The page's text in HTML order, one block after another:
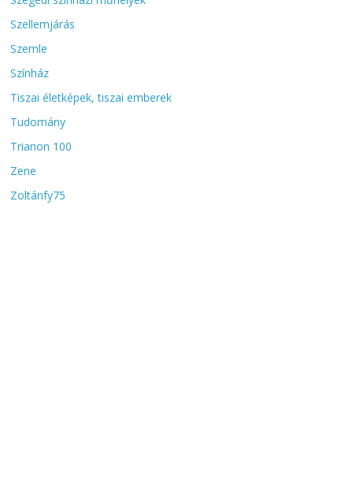
Szellemjárás
Szemle
Színház
Tiszai életképek, tiszai emberek
Tudomány
Trianon 100
Zene
Zoltánfy75